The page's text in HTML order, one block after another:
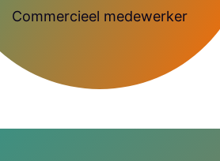
Commercieel medewerker